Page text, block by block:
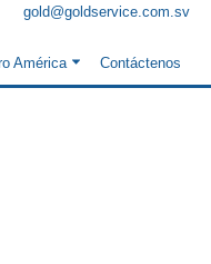
gold@goldservice.com.sv
América Contáctenos